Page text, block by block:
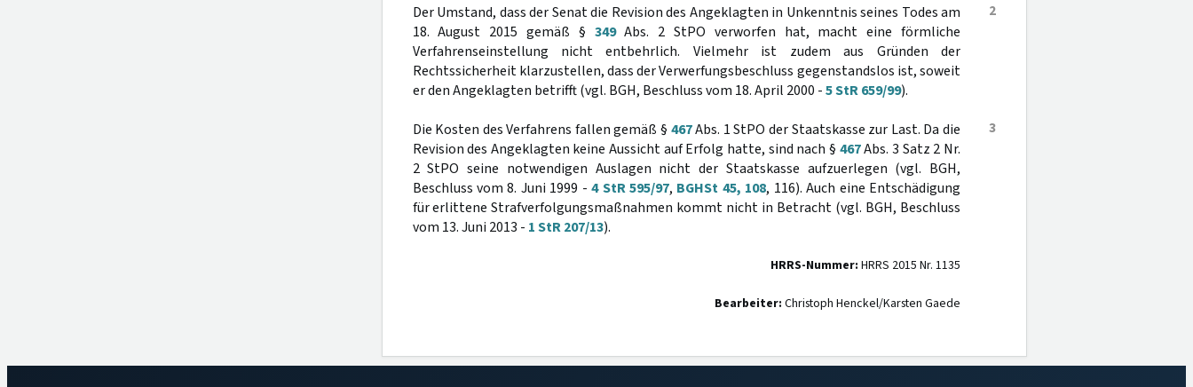
2
Der Umstand, dass der Senat die Revision des Angeklagten in Unkenntnis seines Todes am
18. August 2015 gemäß § 349Abs. 2 StPO verworfen hat, macht eine förmliche
Verfahrenseinstellung nicht entbehrlich. Vielmehr ist zudem aus Gründen der
Rechtssicherheit klarzustellen, dass der Verwerfungsbeschluss gegenstandslos ist, soweit
er den Angeklagten betrifft (vgl. BGH, Beschluss vom 18. April 2000 -5 StR 659/99).
3
Die Kosten des Verfahrens fallen gemäß § 467Abs. 1 StPO der Staatskasse zur Last. Da die
Revision des Angeklagten keine Aussicht auf Erfolg hatte, sind nach § 467Abs. 3 Satz 2 Nr.
2 StPO seine notwendigen Auslagen nicht der Staatskasse aufzuerlegen (vgl. BGH,
Beschluss vom 8. Juni 1999 -4 StR 595/97, BGHSt 45, 108, 116). Auch eine Entschädigung
für erlittene Strafverfolgungsmaßnahmen kommt nicht in Betracht (vgl. BGH, Beschluss
vom 13. Juni 2013 - 1 StR 207/13).
HRRS-Nummer: HRRS 2015 Nr. 1135
Bearbeiter: Christoph Henckel/Karsten Gaede